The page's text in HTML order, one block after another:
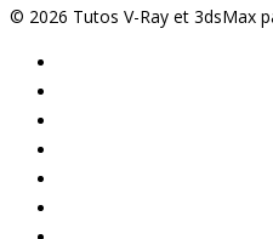
© 2026 Tutos V-Ray et 3dsMax